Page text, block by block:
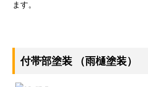
ます。
付帯部塗装（雨樋塗装）